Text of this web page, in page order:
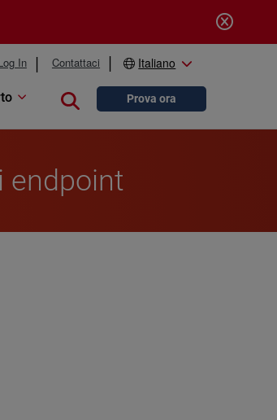
In Contattaci Italiano
Close searchProva ora
endpoint